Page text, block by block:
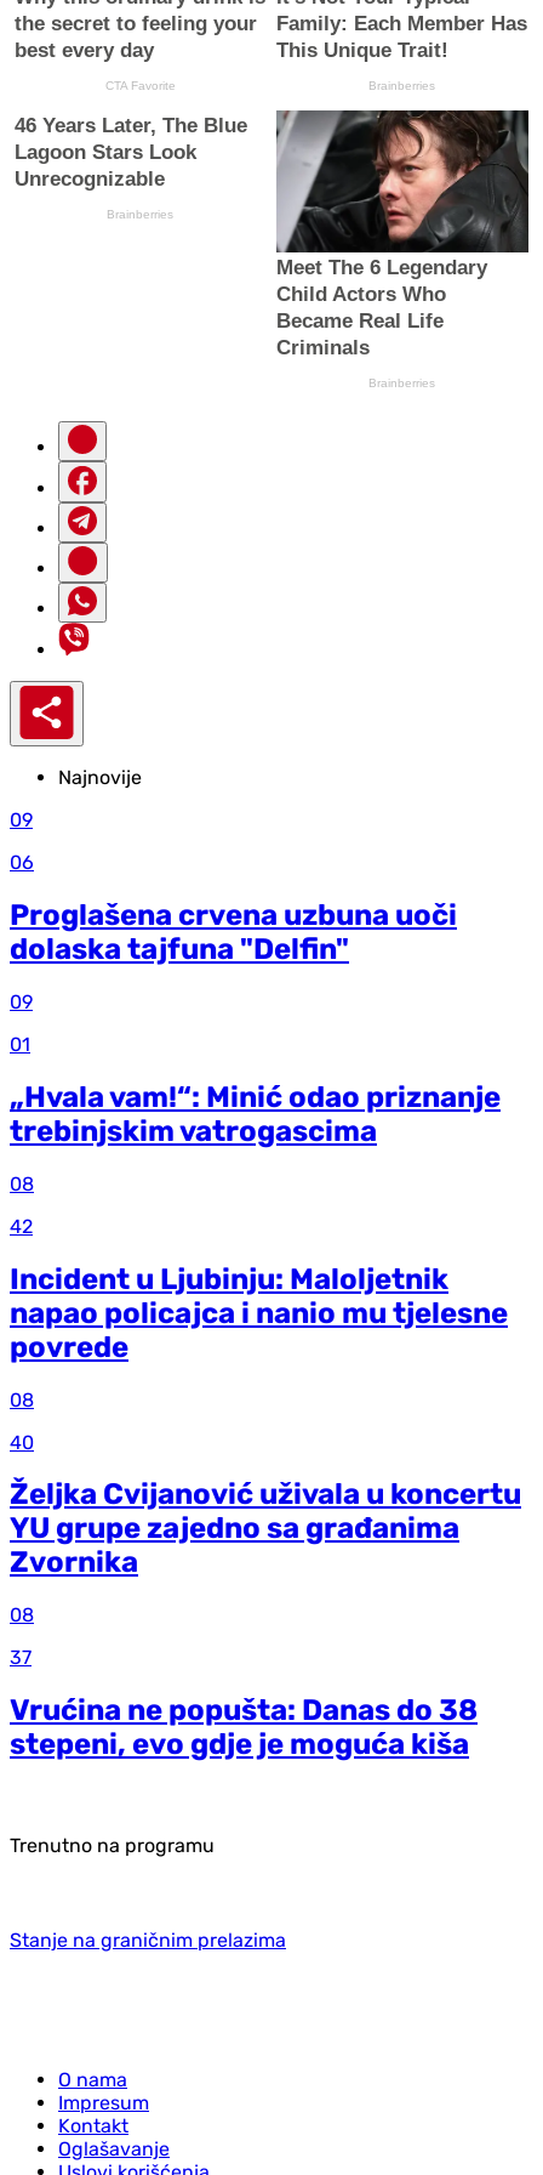
Najnovije
09
06
Proglašena crvena uzbuna uoči
dolaska tajfuna "Delfin"
09
01
„Hvala vam!“: Minić odao priznanje
trebinjskim vatrogascima
08
42
Incident u Ljubinju: Maloljetnik
napao policajca i nanio mu tjelesne
povrede
08
40
Željka Cvijanović uživala u koncertu
YU grupe zajedno sa građanima
Zvornika
08
37
Vrućina ne popušta: Danas do 38
stepeni, evo gdje je moguća kiša
Trenutno na programu
Stanje na graničnim prelazima
O nama
Impresum
Kontakt
Oglašavanje